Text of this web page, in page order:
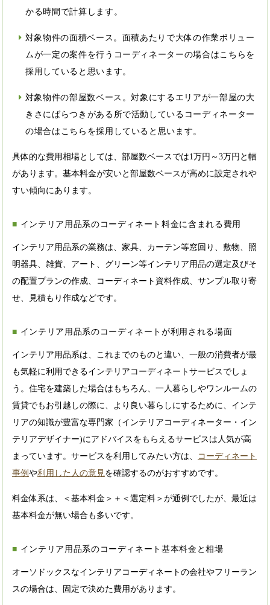
かる時間で計算します。
対象物件の面積ベース。面積あたりで大体の作業ボリュー
ムが一定の案件を行うコーディネーターの場合はこちらを
採用していると思います。
対象物件の部屋数ベース。対象にするエリアが一部屋の大
きさにばらつきがある所で活動しているコーディネーター
の場合はこちらを採用していると思います。
具体的な費用相場としては、部屋数ベースでは1万円～3万円と幅
があります。基本料金が安いと部屋数ベースが高めに設定されや
すい傾向にあります。
インテリア用品系のコーディネート料金に含まれる費用
インテリア用品系の業務は、家具、カーテン等窓回り、敷物、照
明器具、雑貨、アート、グリーン等インテリア用品の選定及びそ
の配置プランの作成、コーディネート資料作成、サンプル取り寄
せ、見積もり作成などです。
インテリア用品系のコーディネートが利用される場面
インテリア用品系は、これまでのものと違い、一般の消費者が最
も気軽に利用できるインテリアコーディネートサービスでしょ
う。住宅を建築した場合はもちろん、一人暮らしやワンルームの
賃貸でもお引越しの際に、より良い暮らしにするために、インテ
リアの知識が豊富な専門家（インテリアコーディネーター・イン
テリアデザイナー)にアドバイスをもらえるサービスは人気が高
まっています。サービスを利用してみたい方は、
コーディネート
事例 や利用した人の意見を確認するのがおすすめです。
料金体系は、＜基本料金＞＋＜選定料＞が通例でしたが、最近は
基本料金が無い場合も多いです。
インテリア用品系のコーディネート基本料金と相場
オーソドックスなインテリアコーディネートの会社やフリーラン
スの場合は、固定で決めた費用があります。